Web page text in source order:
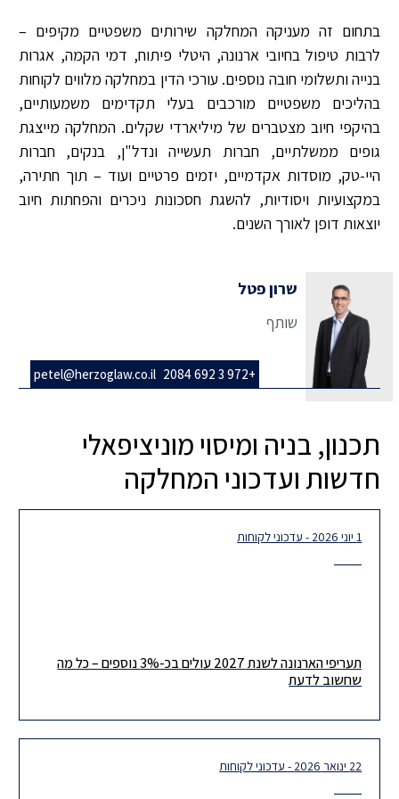
בתחום זה מעניקה המחלקה שירותים משפטיים מקיפים –
לרבות טיפול בחיובי ארנונה, היטלי פיתוח, דמי הקמה, אגרות
בנייה ותשלומי חובה נוספים. עורכי הדין במחלקה מלווים לקוחות
בהליכים משפטיים מורכבים בעלי תקדימים משמעותיים,
בהיקפי חיוב מצטברים של מיליארדי שקלים. המחלקה מייצגת
גופים ממשלתיים, חברות תעשייה ונדל"ן, בנקים, חברות
היי-טק, מוסדות אקדמיים, יזמים פרטיים ועוד – תוך חתירה,
במקצועיות ויסודיות, להשגת חסכונות ניכרים והפחתות חיוב
יוצאות דופן לאורך השנים.
שרון פטל
שותף
+972 3 692 2084
petel@herzoglaw.co.il
תכנון, בניה ומיסוי מוניציפאלי
חדשות ועדכוני המחלקה
1 יוני 2026 - עדכוני לקוחות
תעריפי הארנונה לשנת 2027 עולים בכ-3% נוספים – כל מה
שחשוב לדעת
22 ינואר 2026 - עדכוני לקוחות